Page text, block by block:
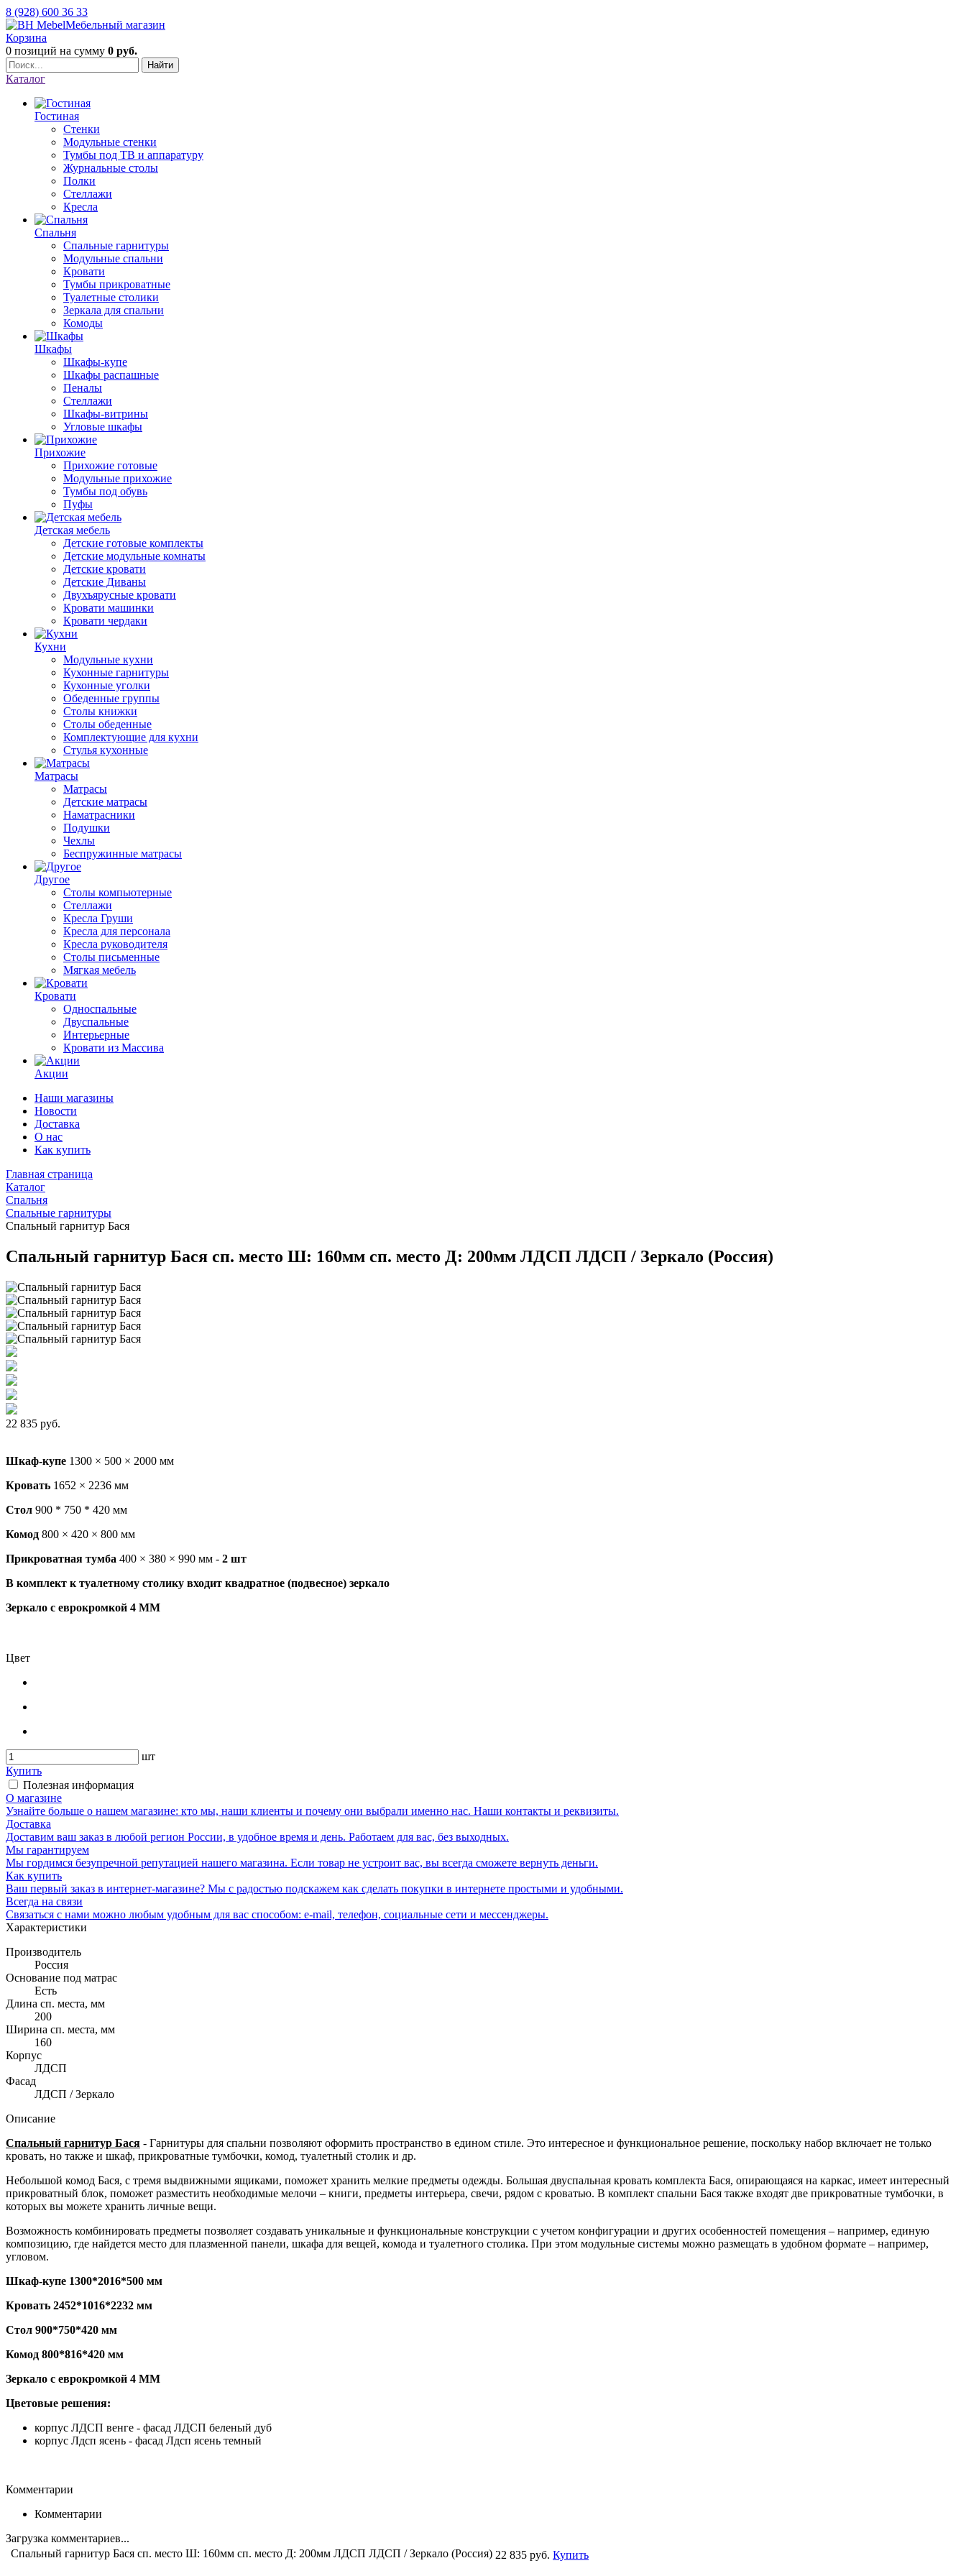
8 (928) 600 36 33
Мебельный магазин
Корзина
0 позиций на сумму 0 руб.
Найти
Каталог
Гостиная
Стенки
Модульные стенки
Тумбы под ТВ и аппаратуру
Журнальные столы
Полки
Стеллажи
Кресла
Спальня
Спальные гарнитуры
Модульные спальни
Кровати
Тумбы прикроватные
Туалетные столики
Зеркала для спальни
Комоды
Шкафы
Шкафы-купе
Шкафы распашные
Пеналы
Стеллажи
Шкафы-витрины
Угловые шкафы
Прихожие
Прихожие готовые
Модульные прихожие
Тумбы под обувь
Пуфы
Детская мебель
Детские готовые комплекты
Детские модульные комнаты
Детские кровати
Детские Диваны
Двухъярусные кровати
Кровати машинки
Кровати чердаки
Кухни
Модульные кухни
Кухонные гарнитуры
Кухонные уголки
Обеденные группы
Столы книжки
Столы обеденные
Комплектующие для кухни
Стулья кухонные
Матрасы
Матрасы
Детские матрасы
Наматрасники
Подушки
Чехлы
Беспружинные матрасы
Другое
Столы компьютерные
Стеллажи
Кресла Груши
Кресла для персонала
Кресла руководителя
Столы письменные
Мягкая мебель
Кровати
Односпальные
Двуспальные
Интерьерные
Кровати из Массива
Акции
Наши магазины
Новости
Доставка
О нас
Как купить
Главная страница
Каталог
Спальня
Спальные гарнитуры
Спальный гарнитур Бася
Спальный гарнитур Бася сп. место Ш: 160мм сп. место Д: 200мм ЛДСП ЛДСП / Зеркало (Россия)
22 835 руб.
Шкаф-купе 1300 × 500 × 2000 мм
Кровать 1652 × 2236 мм
Стол 900 * 750 * 420 мм
Комод 800 × 420 × 800 мм
Прикроватная тумба 400 × 380 × 990 мм - 2 шт
В комплект к туалетному столику входит квадратное (подвесное) зеркало
Зеркало с еврокромкой 4 ММ
Цвет
шт
Купить
Полезная информация
О магазине
Узнайте больше о нашем магазине: кто мы, наши клиенты и почему они выбрали именно нас. Наши контакты и реквизиты.
Доставка
Доставим ваш заказ в любой регион России, в удобное время и день. Работаем для вас, без выходных.
Мы гарантируем
Мы гордимся безупречной репутацией нашего магазина. Если товар не устроит вас, вы всегда сможете вернуть деньги.
Как купить
Ваш первый заказ в интернет-магазине? Мы с радостью подскажем как сделать покупки в интернете простыми и удобными.
Всегда на связи
Связаться с нами можно любым удобным для вас способом: e-mail, телефон, социальные сети и мессенджеры.
Характеристики
Производитель
Россия
Основание под матрас
Есть
Длина сп. места, мм
200
Ширина сп. места, мм
160
Корпус
ЛДСП
Фасад
ЛДСП / Зеркало
Описание
Спальный гарнитур Бася - Гарнитуры для спальни позволяют оформить пространство в едином стиле. Это интересное и функциональное решение, поскольку набор включает не только
кровать, но также и шкаф, прикроватные тумбочки, комод, туалетный столик и др.
Небольшой комод Бася, с тремя выдвижными ящиками, поможет хранить мелкие предметы одежды. Большая двуспальная кровать комплекта Бася, опирающаяся на каркас, имеет интересный
прикроватный блок, поможет разместить необходимые мелочи – книги, предметы интерьера, свечи, рядом с кроватью. В комплект спальни Бася также входят две прикроватные тумбочки, в
которых вы можете хранить личные вещи.
Возможность комбинировать предметы позволяет создавать уникальные и функциональные конструкции с учетом конфигурации и других особенностей помещения – например, единую
композицию, где найдется место для плазменной панели, шкафа для вещей, комода и туалетного столика. При этом модульные системы можно размещать в удобном формате – например,
угловом.
Шкаф-купе 1300*2016*500 мм
Кровать 2452*1016*2232 мм
Стол 900*750*420 мм
Комод 800*816*420 мм
Зеркало с еврокромкой 4 ММ
Цветовые решения:
корпус ЛДСП венге - фасад ЛДСП беленый дуб
корпус Лдсп ясень - фасад Лдсп ясень темный
Комментарии
Комментарии
Загрузка комментариев...
Спальный гарнитур Бася сп. место Ш: 160мм сп. место Д: 200мм ЛДСП ЛДСП / Зеркало (Россия) 22 835 руб. Купить